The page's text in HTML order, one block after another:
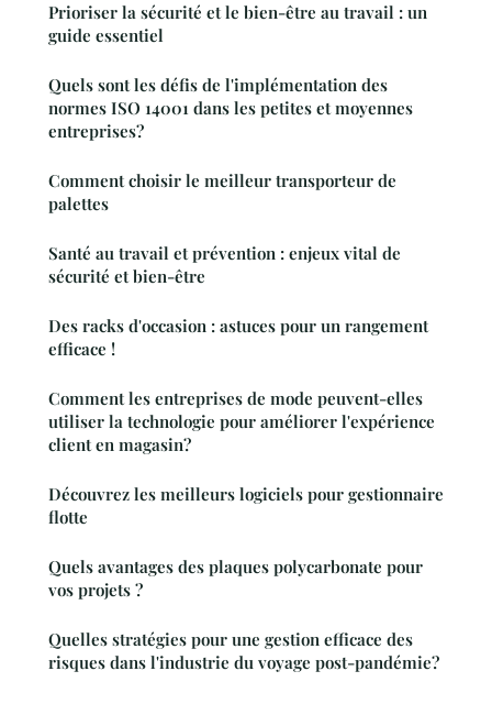
Prioriser la sécurité et le bien-être au travail : un
guide essentiel
Quels sont les défis de l'implémentation des
normes ISO 14001 dans les petites et moyennes
entreprises?
Comment choisir le meilleur transporteur de
palettes
Santé au travail et prévention : enjeux vital de
sécurité et bien-être
Des racks d'occasion : astuces pour un rangement
efficace !
Comment les entreprises de mode peuvent-elles
utiliser la technologie pour améliorer l'expérience
client en magasin?
Découvrez les meilleurs logiciels pour gestionnaire
flotte
Quels avantages des plaques polycarbonate pour
vos projets ?
Quelles stratégies pour une gestion efficace des
risques dans l'industrie du voyage post-pandémie?